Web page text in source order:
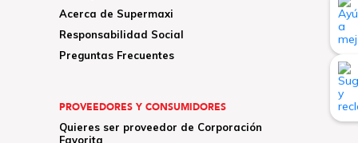
Acerca de Supermaxi
Responsabilidad Social
Preguntas Frecuentes
PROVEEDORES Y CONSUMIDORES
Quieres ser proveedor de Corporación
Favorita